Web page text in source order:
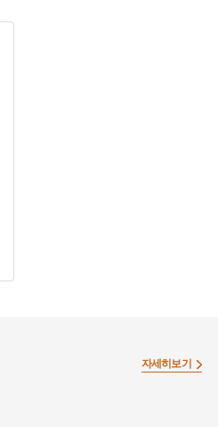
자세히보기